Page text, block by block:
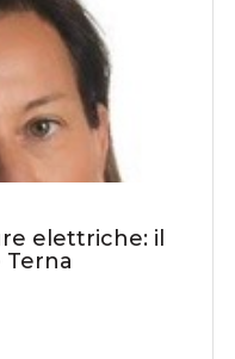
elettriche: il